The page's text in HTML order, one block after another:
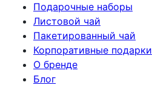
Подарочные наборы
Листовой чай
Пакетированный чай
Корпоративные подарки
О бренде
Блог